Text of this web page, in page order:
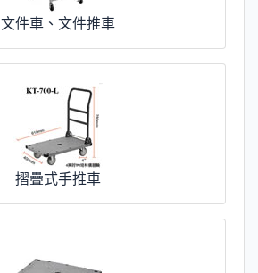
文件車、文件推車
摺疊式手推車